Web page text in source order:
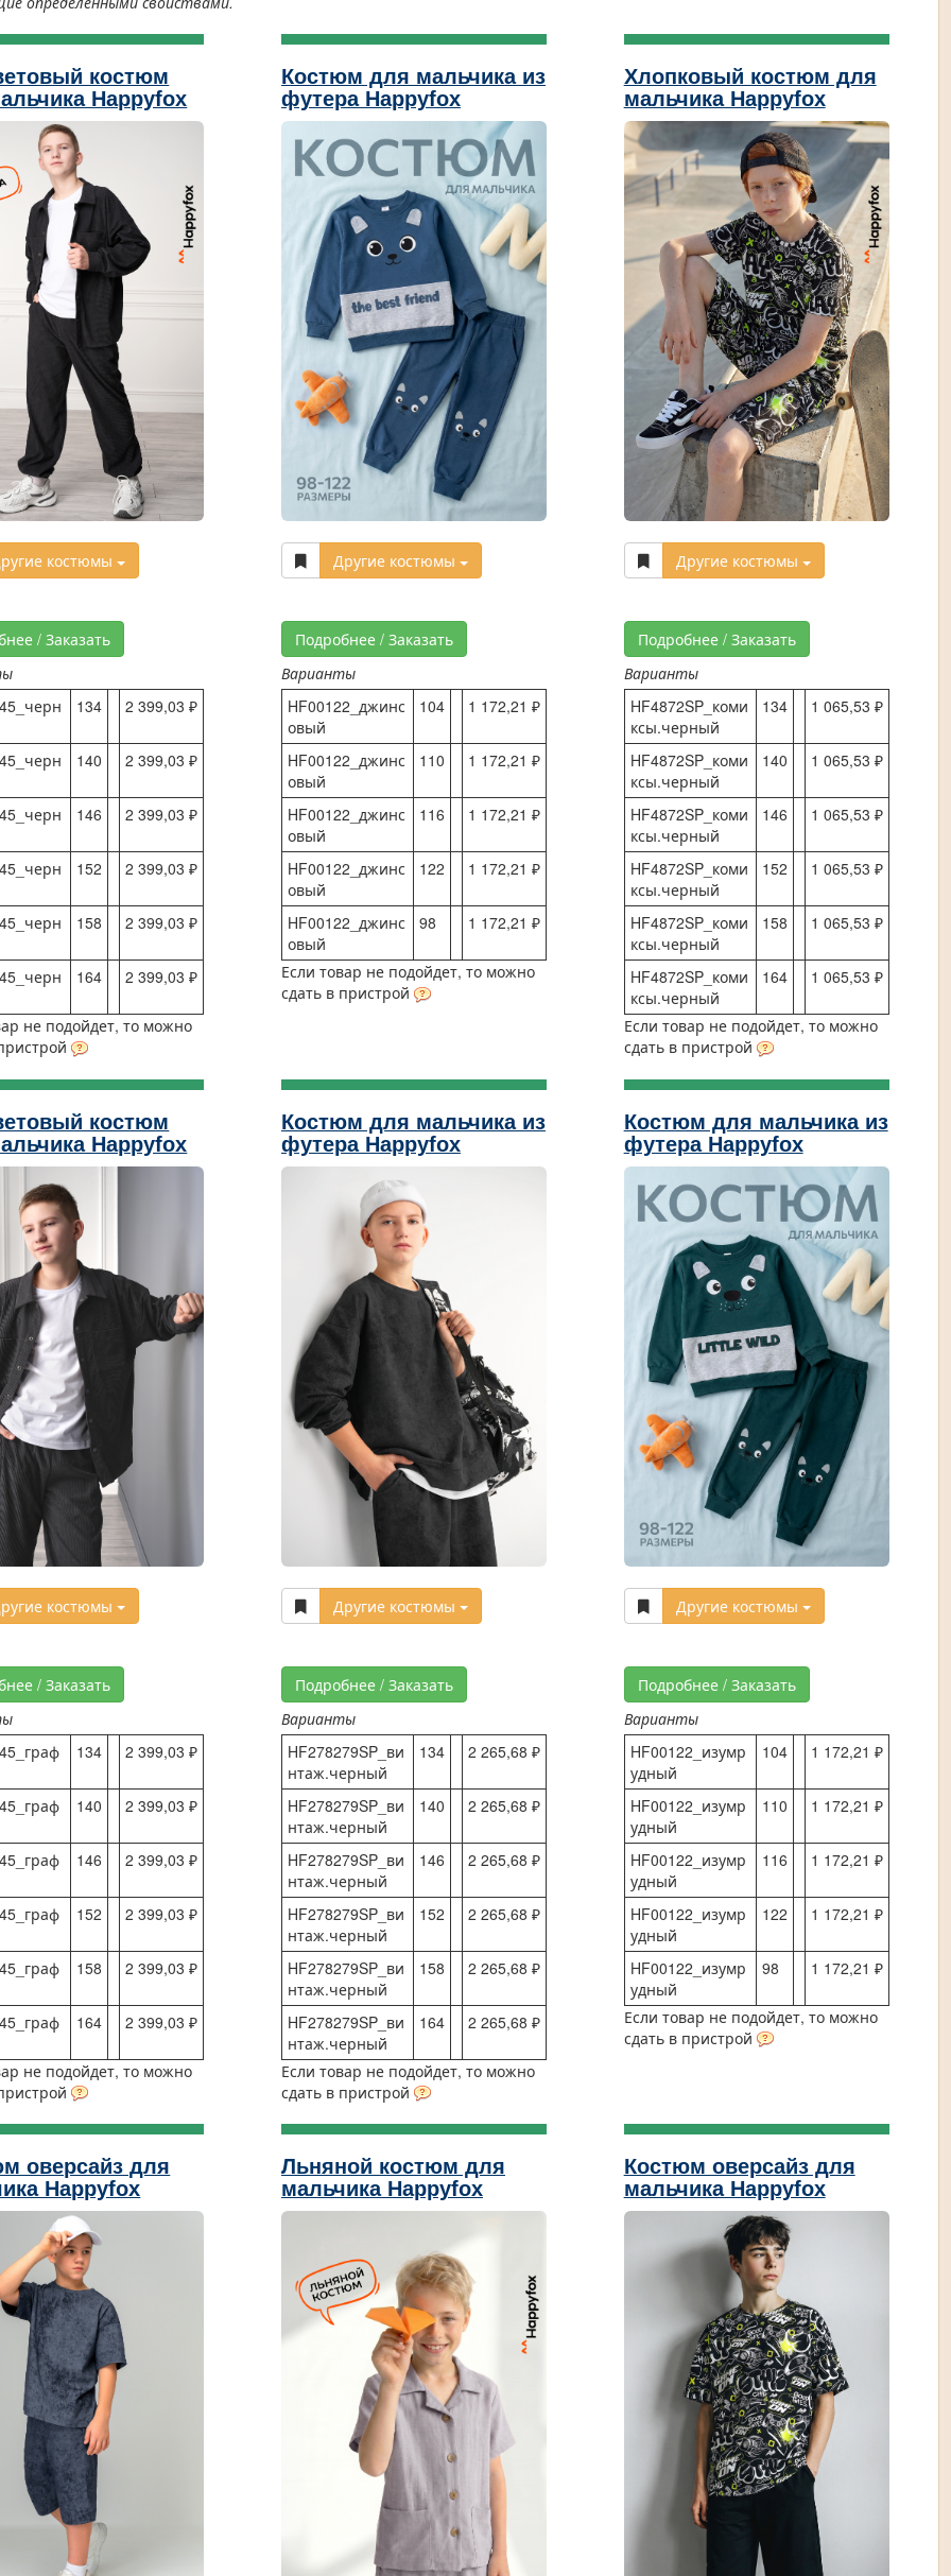
костюм
Happyfox
костюмы
/ Заказать
134 2 399,03 ₽
140 2 399,03 ₽
146 2 399,03 ₽
152 2 399,03 ₽
158 2 399,03 ₽
164 2 399,03 ₽
не подойдет, то можно
Костюм для мальчика из
футера Happyfox
Другие костюмы
Подробнее / Заказать
Варианты
HF00122_джинс
овый
104 1 172,21 ₽
HF00122_джинс
овый
110 1 172,21 ₽
HF00122_джинс
овый
116 1 172,21 ₽
HF00122_джинс
овый
122 1 172,21 ₽
HF00122_джинс
овый
98 1 172,21 ₽
Если товар не подойдет, то можно
сдать в пристрой
Хлопковый костюм для
мальчика Happyfox
Другие костюмы
Подробнее / Заказать
Варианты
HF4872SP_коми
ксы.черный
134 1 065,53 ₽
HF4872SP_коми
ксы.черный
140 1 065,53 ₽
HF4872SP_коми
ксы.черный
146 1 065,53 ₽
HF4872SP_коми
ксы.черный
152 1 065,53 ₽
HF4872SP_коми
ксы.черный
158 1 065,53 ₽
HF4872SP_коми
ксы.черный
164 1 065,53 ₽
Если товар не подойдет, то можно
сдать в пристрой
костюм
Happyfox
костюмы
/ Заказать
134 2 399,03 ₽
140 2 399,03 ₽
146 2 399,03 ₽
152 2 399,03 ₽
158 2 399,03 ₽
164 2 399,03 ₽
не подойдет, то можно
Костюм для мальчика из
футера Happyfox
Другие костюмы
Подробнее / Заказать
Варианты
HF278279SP_ви
нтаж.черный
134 2 265,68 ₽
HF278279SP_ви
нтаж.черный
140 2 265,68 ₽
HF278279SP_ви
нтаж.черный
146 2 265,68 ₽
HF278279SP_ви
нтаж.черный
152 2 265,68 ₽
HF278279SP_ви
нтаж.черный
158 2 265,68 ₽
HF278279SP_ви
нтаж.черный
164 2 265,68 ₽
Если товар не подойдет, то можно
сдать в пристрой
Костюм для мальчика из
футера Happyfox
Другие костюмы
Подробнее / Заказать
Варианты
HF00122_изумр
удный
104 1 172,21 ₽
HF00122_изумр
удный
110 1 172,21 ₽
HF00122_изумр
удный
116 1 172,21 ₽
HF00122_изумр
удный
122 1 172,21 ₽
HF00122_изумр
удный
98 1 172,21 ₽
Если товар не подойдет, то можно
сдать в пристрой
оверсайз для
Happyfox
Льняной костюм для
мальчика Happyfox
Костюм оверсайз для
мальчика Happyfox